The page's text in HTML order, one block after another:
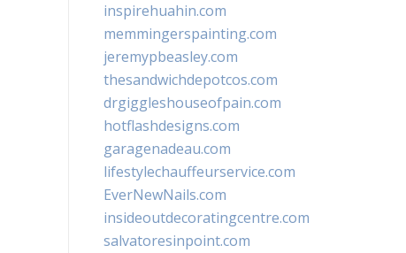
inspirehuahin.com
memmingerspainting.com
jeremypbeasley.com
thesandwichdepotcos.com
drgiggleshouseofpain.com
hotflashdesigns.com
garagenadeau.com
lifestylechauffeurservice.com
EverNewNails.com
insideoutdecoratingcentre.com
salvatoresinpoint.com